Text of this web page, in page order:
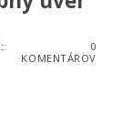
0
KOMENTÁROV